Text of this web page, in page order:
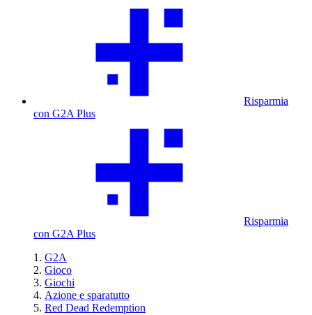
Risparmia
con G2A Plus
Risparmia
con G2A Plus
G2A
Gioco
Giochi
Azione e sparatutto
Red Dead Redemption